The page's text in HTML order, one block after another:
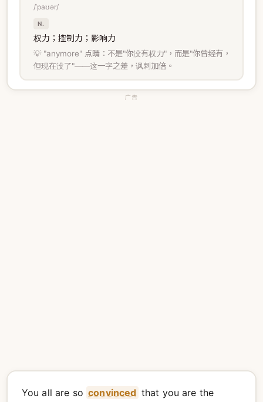
/ˈpaʊər/
N.
权力；控制力；影响力
💡 "anymore" 点睛：不是"你没有权力"，而是"你曾经有，
但现在没了"——这一字之差，讽刺加倍。
广告
You all are so convinced that you are the